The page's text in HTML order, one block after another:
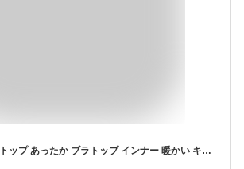
カップ付き タンクトップ あったか ブラトップ インナー 暖かい キャミソール ノンワイヤー ブラキャミインナーブラ レディース 大きいサイズ ルームウェア パット 盛れる 締め付けない 柔らかい トップス ノースリーブ ヒートテック